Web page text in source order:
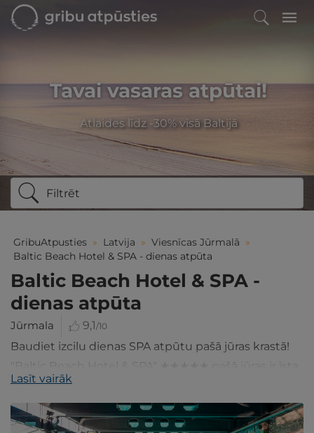
Tavai vasaras atpūtai!
Atlaides līdz -30% visā Baltijā
Filtrēt
GribuAtpusties » Latvija » Viesnīcas Jūrmalā »
Baltic Beach Hotel & SPA - dienas atpūta
Baltic Beach Hotel & SPA -
dienas atpūta
Jūrmala 9,1/10
Baudiet izcilu dienas SPA atpūtu pašā jūras krastā!
"Baltic Beach Hotel & SPA" ★★★★★ pašā jūras ir īsta
SPA un gardēžu paradīze!
Lasīt vairāk